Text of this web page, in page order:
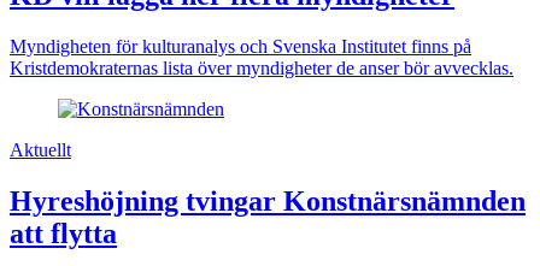
Myndigheten för kulturanalys och Svenska Institutet finns på
Kristdemokraternas lista över myndigheter de anser bör avvecklas.
Aktuellt
Hyreshöjning tvingar Konstnärsnämnden
att flytta